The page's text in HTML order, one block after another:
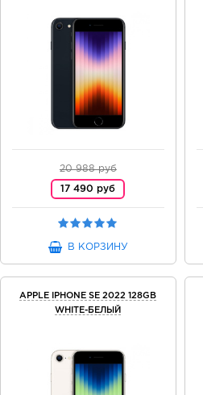
20 988 руб
17 490 руб
В КОРЗИНУ
APPLE IPHONE SE 2022 128GB
WHITE-БЕЛЫЙ